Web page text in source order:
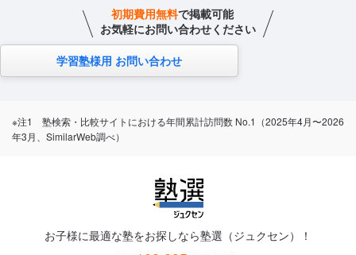
初期費用無料で掲載可能
お気軽にお問い合わせください
学習塾様用 お問い合わせ
※注1 塾検索・比較サイトにおける年間累計訪問数 No.1（2025年4月〜2026
年3月、SimilarWeb調べ）
お子様に最適な塾をお探しなら塾選（ジュクセン）！